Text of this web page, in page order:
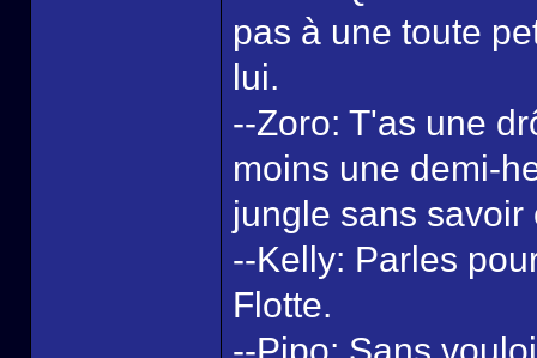
pas à une toute
lui.
--Zoro: T'as une
moins une demi-
jungle sans savoir
--Kelly: Parles
Flotte.